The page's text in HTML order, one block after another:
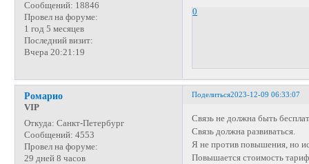
Сообщений: 18846
Провел на форуме:
1 год 5 месяцев
Последний визит:
Вчера 20:21:19
0
Поделиться2023-12-09 06:33:07
Ромарио
VIP
Откуда: Санкт-Петербург
Сообщений: 4553
Провел на форуме:
29 дней 8 часов
Связь не должна быть
Связь должна развиваться.
Я не против повышения, но
Повышается стоимость